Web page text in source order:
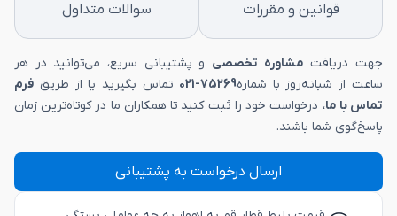
قوانین و مقررات سوالات متداول
جهت دریافت مشاوره تخصصی و پشتیبانی سریع، می‌توانید در هر
ساعت از شبانه‌روز با شماره75269-021 تماس بگیرید یا از طریق فرم
تماس با ما، درخواست خود را ثبت کنید تا همکاران ما در کوتاه‌ترین زمان
پاسخ‌گوی شما باشند.
ارسال درخواست به پشتیبانی